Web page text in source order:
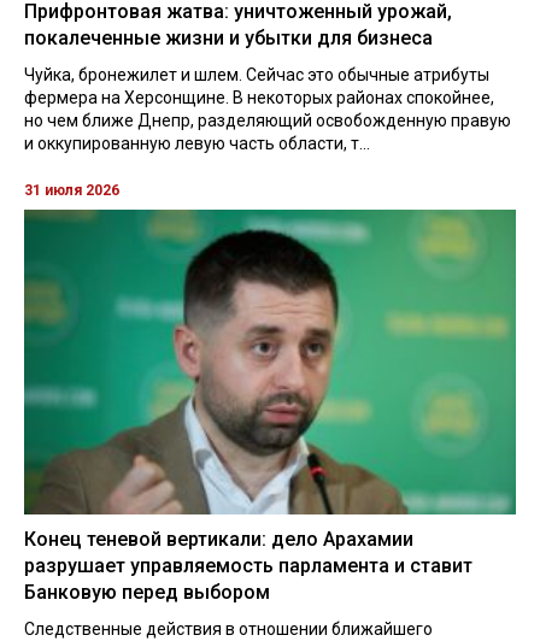
Прифронтовая жатва: уничтоженный урожай,
покалеченные жизни и убытки для бизнеса
Чуйка, бронежилет и шлем. Сейчас это обычные атрибуты
фермера на Херсонщине. В некоторых районах спокойнее,
но чем ближе Днепр, разделяющий освобожденную правую
и оккупированную левую часть области, т...
31 июля 2026
Конец теневой вертикали: дело Арахамии
разрушает управляемость парламента и ставит
Банковую перед выбором
Следственные действия в отношении ближайшего